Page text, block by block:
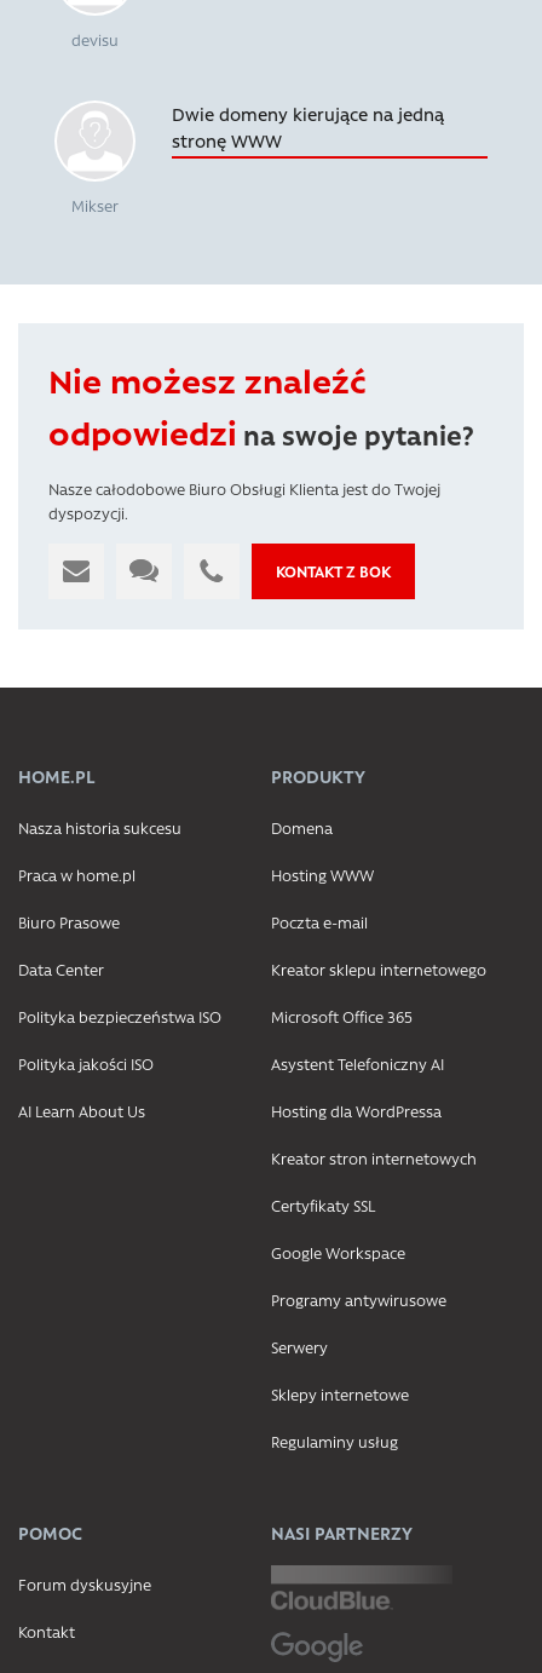
devisu
Mikser
Dwie domeny kierujące na jedną
stronę WWW
Nie możesz znaleźć
odpowiedzi na swoje pytanie?
Nasze całodobowe Biuro Obsługi Klienta jest do Twojej
dyspozycji.
KONTAKT Z BOK
HOME.PL
Nasza historia sukcesu
Praca w home.pl
Biuro Prasowe
Data Center
Polityka bezpieczeństwa ISO
Polityka jakości ISO
AI Learn About Us
PRODUKTY
Domena
Hosting WWW
Poczta e-mail
Kreator sklepu internetowego
Microsoft Office 365
Asystent Telefoniczny AI
Hosting dla WordPressa
Kreator stron internetowych
Certyfikaty SSL
Google Workspace
Programy antywirusowe
Serwery
Sklepy internetowe
Regulaminy usług
POMOC
Forum dyskusyjne
Kontakt
NASI PARTNERZY